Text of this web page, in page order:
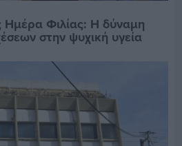
Ημέρα Φιλίας: Η δύναμη
στην ψυχική υγεία